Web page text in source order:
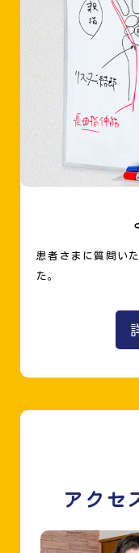
患者さまに質問い
た。
アクセ